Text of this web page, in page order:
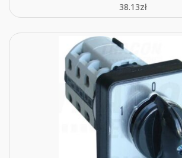
38.13zł